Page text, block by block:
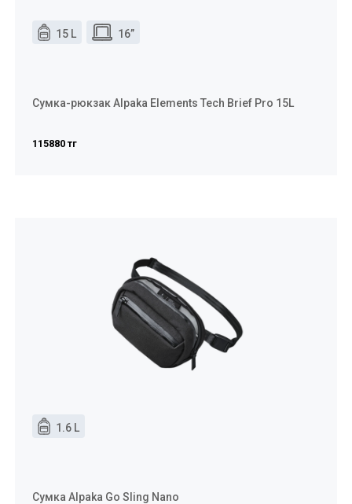
15 L 16”
Сумка-рюкзак Alpaka Elements Tech Brief Pro 15L
115880 тг
1.6 L
Сумка Alpaka Go Sling Nano